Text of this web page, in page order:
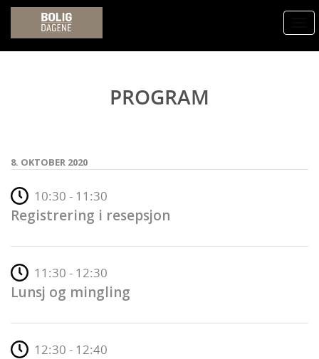
PROGRAM
8. OKTOBER 2020
10:30 - 11:30
Registrering i resepsjon
11:30 - 12:30
Lunsj og mingling
12:30 - 12:40